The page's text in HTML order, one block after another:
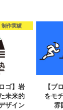
制作実績
ゴ】岩
未来的
ザイン
【ブ
をモ
雰